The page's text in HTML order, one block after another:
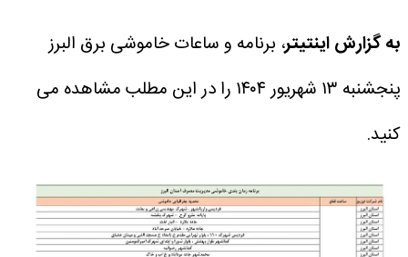
به گزارش اینتیتر، برنامه و ساعات خاموشی برق البرز
پنجشنبه ۱۳ شهریور ۱۴۰۴ را در این مطلب مشاهده می
کنید.